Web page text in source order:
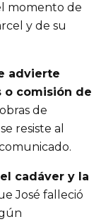
momento de
y de su
advierte
o comisión de
de
resiste al
cadáver y la
José falleció